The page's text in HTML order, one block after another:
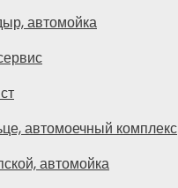
автомойка
автомоечный комплекс
автомойка